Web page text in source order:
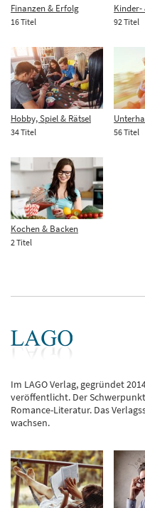
Finanzen & Erfolg
16 Titel
Kinder-
92 Titel
Hobby, Spiel & Rätsel
34 Titel 56 Titel
Kochen & Backen
2 Titel
Im LAGO Verlag, gegründet
veröffentlicht. Der
Romance-Literatur. Das
wachsen.